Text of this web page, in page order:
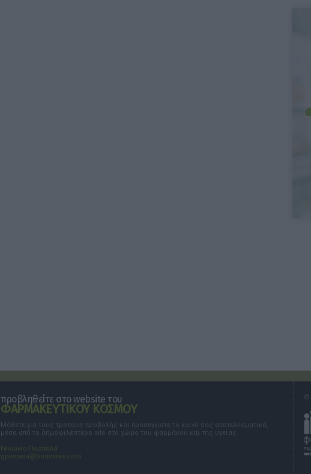
προβληθείτε στο website του
ΦΑΡΜΑΚΕΥΤΙΚΟΥ ΚΟΣΜΟΥ
Μάθετε για τους τρόπους προβολής και προσεγγίστε το κοινό σας αποτελεσματικά,
μέσα από το δημοφιλέστερο site στο χώρο του φαρμάκου και της υγείας.
Γεωργία Πασπαλά
gpaspala@boussias.com
©